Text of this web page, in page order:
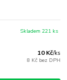
10 Kč/ks
8 Kč bez DPH
Skladem 221 ks